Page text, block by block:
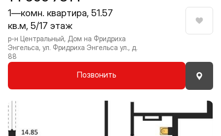
1—комн. квартира, 51.57
кв.м, 5/17 этаж
р-н Центральный, Дом на Фридриха
Энгельса, ул. Фридриха Энгельса ул., д.
88
Позвонить